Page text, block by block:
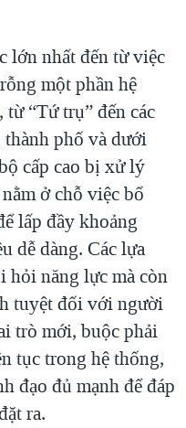
lớn nhất đến từ việc
một phần hệ
“Tứ trụ” đến các
phố và dưới
cấp cao bị xử lý
ở chỗ việc bổ
lấp đầy khoảng
dễ dàng. Các lựa
hỏi năng lực mà còn
tuyệt đối với người
trò mới, buộc phải
tục trong hệ thống,
đạo đủ mạnh để đáp
ra.